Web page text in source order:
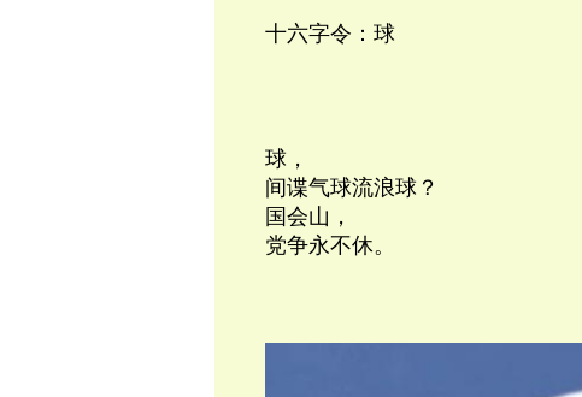
十六字令：球
球，
间谍气球流浪球？
国会山，
党争永不休。